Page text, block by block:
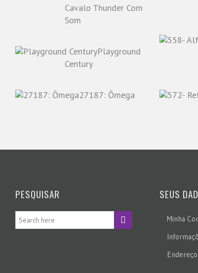
Cavalo Thunder Com
Som
Playground
Century
27187: Ômega
PESQUISAR SEUS
Minha